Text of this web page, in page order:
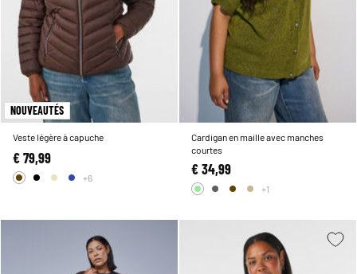
NOUVEAUTÉS
Veste légère à capuche
€ 79,99
+6
Cardigan en maille avec manches
courtes
€ 34,99
+1